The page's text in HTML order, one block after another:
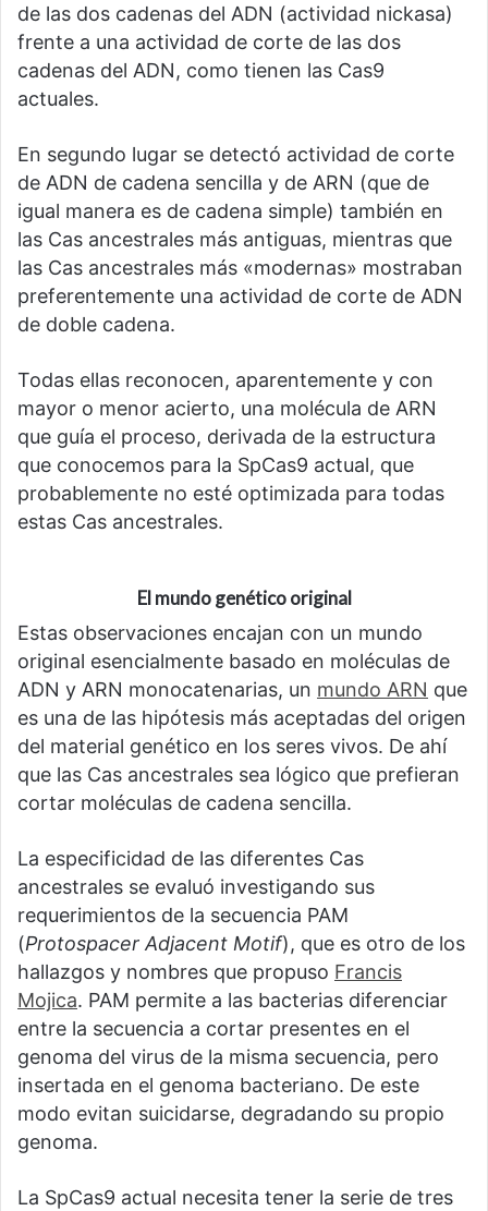
de las dos cadenas del ADN (actividad nickasa)
frente a una actividad de corte de las dos
cadenas del ADN, como tienen las Cas9
actuales.
En segundo lugar se detectó actividad de corte
de ADN de cadena sencilla y de ARN (que de
igual manera es de cadena simple) también en
las Cas ancestrales más antiguas, mientras que
las Cas ancestrales más «modernas» mostraban
preferentemente una actividad de corte de ADN
de doble cadena.
Todas ellas reconocen, aparentemente y con
mayor o menor acierto, una molécula de ARN
que guía el proceso, derivada de la estructura
que conocemos para la SpCas9 actual, que
probablemente no esté optimizada para todas
estas Cas ancestrales.
El mundo genético original
Estas observaciones encajan con un mundo
original esencialmente basado en moléculas de
ADN y ARN monocatenarias, un mundo ARN que
es una de las hipótesis más aceptadas del origen
del material genético en los seres vivos. De ahí
que las Cas ancestrales sea lógico que prefieran
cortar moléculas de cadena sencilla.
La especificidad de las diferentes Cas
ancestrales se evaluó investigando sus
requerimientos de la secuencia PAM
(Protospacer Adjacent Motif), que es otro de los
hallazgos y nombres que propuso Francis
Mojica. PAM permite a las bacterias diferenciar
entre la secuencia a cortar presentes en el
genoma del virus de la misma secuencia, pero
insertada en el genoma bacteriano. De este
modo evitan suicidarse, degradando su propio
genoma.
La SpCas9 actual necesita tener la serie de tres